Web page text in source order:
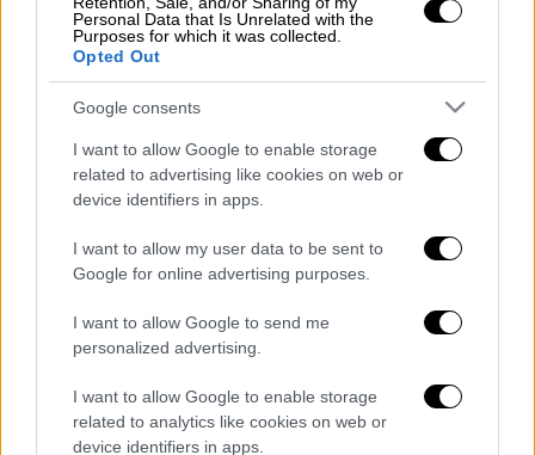
Personal Data that Is Unrelated with the
Purposes for which it was collected.
Opted Out
Google consents
I want to allow Google to enable storage
related to advertising like cookies on web or
device identifiers in apps.
I want to allow my user data to be sent to
Google for online advertising purposes.
I want to allow Google to send me
personalized advertising.
I want to allow Google to enable storage
related to analytics like cookies on web or
device identifiers in apps.
μηχανικούς και υγειονομικούς
Οικονομία|25.07.2025 11:19
εφορία μέχρι 31 Ιουλίου: Οι κόκκινες
ημερομηνίες
Το πρωτογενές αποτέλεσμα σε
τροποποιημένη ταμειακή βάση
εκατ. ευρώ, έναντι στόχου για πρωτογενές
πλεόνασμα 2.235 εκατ. ευρώ και